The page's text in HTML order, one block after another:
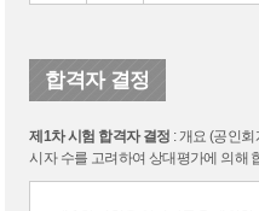
합격자 결정
제1차 시험 합격자 결정 : 개요 (공인
시자 수를 고려하여 상대평가에 의해